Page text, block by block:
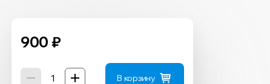
900 ₽
В корзину